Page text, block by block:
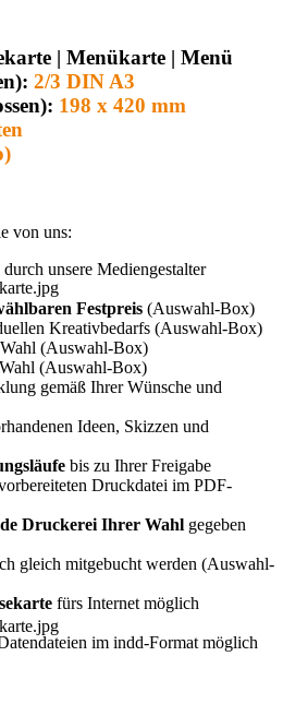
| Menükarte | Menü
2/3 DIN A3
198 x 420 mm
von uns:
unsere Mediengestalter
Festpreis (Auswahl-Box)
Kreativbedarfs (Auswahl-Box)
(Auswahl-Box)
(Auswahl-Box)
gemäß Ihrer Wünsche und
Ideen, Skizzen und
bis zu Ihrer Freigabe
Druckdatei im PDF-
Druckerei Ihrer Wahl gegeben
gleich mitgebucht werden (Auswahl-
fürs Internet möglich
im indd-Format möglich